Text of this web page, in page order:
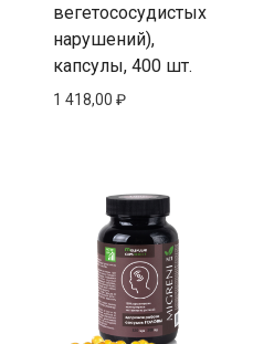
вегетососудистых
нарушений),
капсулы, 400 шт.
1 418,00 ₽